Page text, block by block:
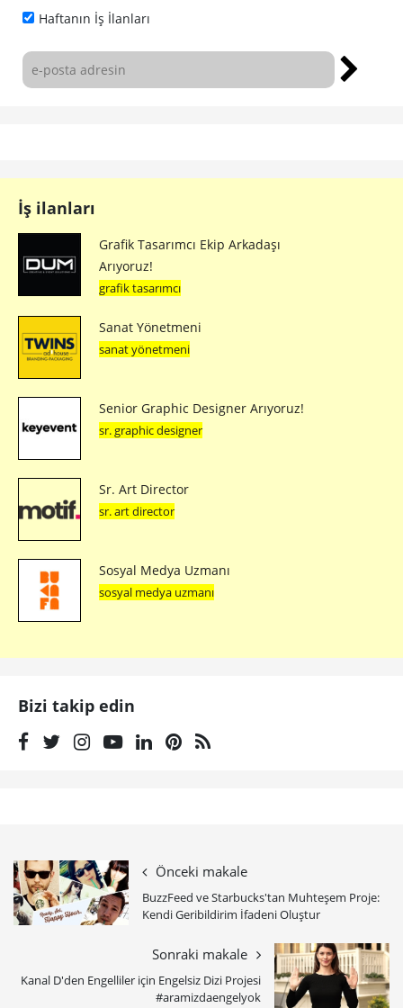
Haftanın İş İlanları
İş ilanları
Grafik Tasarımcı Ekip Arkadaşı
Arıyoruz!
grafik tasarımcı
Sanat Yönetmeni
sanat yönetmeni
Senior Graphic Designer Arıyoruz!
sr. graphic designer
Sr. Art Director
sr. art director
Sosyal Medya Uzmanı
sosyal medya uzmanı
Bizi takip edin
Önceki makale
BuzzFeed ve Starbucks'tan Muhteşem Proje:
Kendi Geribildirim İfadeni Oluştur
Sonraki makale
Kanal D'den Engelliler için Engelsiz Dizi Projesi
#aramizdaengelyok